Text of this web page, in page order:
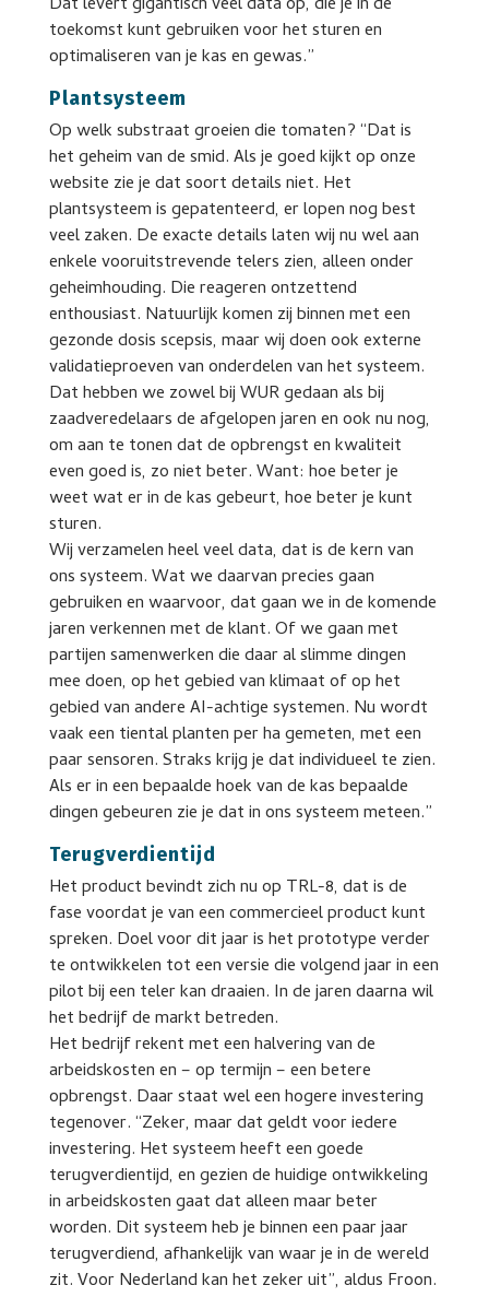
toekomst kunt gebruiken voor het sturen en
optimaliseren van je kas en gewas.”
Plantsysteem
Op welk substraat groeien die tomaten? “Dat is
het geheim van de smid. Als je goed kijkt op onze
website zie je dat soort details niet. Het
plantsysteem is gepatenteerd, er lopen nog best
veel zaken. De exacte details laten wij nu wel aan
enkele vooruitstrevende telers zien, alleen onder
geheimhouding. Die reageren ontzettend
enthousiast. Natuurlijk komen zij binnen met een
gezonde dosis scepsis, maar wij doen ook externe
validatieproeven van onderdelen van het systeem.
Dat hebben we zowel bij WUR gedaan als bij
zaadveredelaars de afgelopen jaren en ook nu nog,
om aan te tonen dat de opbrengst en kwaliteit
even goed is, zo niet beter. Want: hoe beter je
weet wat er in de kas gebeurt, hoe beter je kunt
sturen.
Wij verzamelen heel veel data, dat is de kern van
ons systeem. Wat we daarvan precies gaan
gebruiken en waarvoor, dat gaan we in de komende
jaren verkennen met de klant. Of we gaan met
partijen samenwerken die daar al slimme dingen
mee doen, op het gebied van klimaat of op het
gebied van andere AI-achtige systemen. Nu wordt
vaak een tiental planten per ha gemeten, met een
paar sensoren. Straks krijg je dat individueel te zien.
Als er in een bepaalde hoek van de kas bepaalde
dingen gebeuren zie je dat in ons systeem meteen.”
Terugverdientijd
Het product bevindt zich nu op TRL-8, dat is de
fase voordat je van een commercieel product kunt
spreken. Doel voor dit jaar is het prototype verder
te ontwikkelen tot een versie die volgend jaar in een
pilot bij een teler kan draaien. In de jaren daarna wil
het bedrijf de markt betreden.
Het bedrijf rekent met een halvering van de
arbeidskosten en – op termijn – een betere
opbrengst. Daar staat wel een hogere investering
tegenover. “Zeker, maar dat geldt voor iedere
investering. Het systeem heeft een goede
terugverdientijd, en gezien de huidige ontwikkeling
in arbeidskosten gaat dat alleen maar beter
worden. Dit systeem heb je binnen een paar jaar
terugverdiend, afhankelijk van waar je in de wereld
zit. Voor Nederland kan het zeker uit”, aldus Froon.